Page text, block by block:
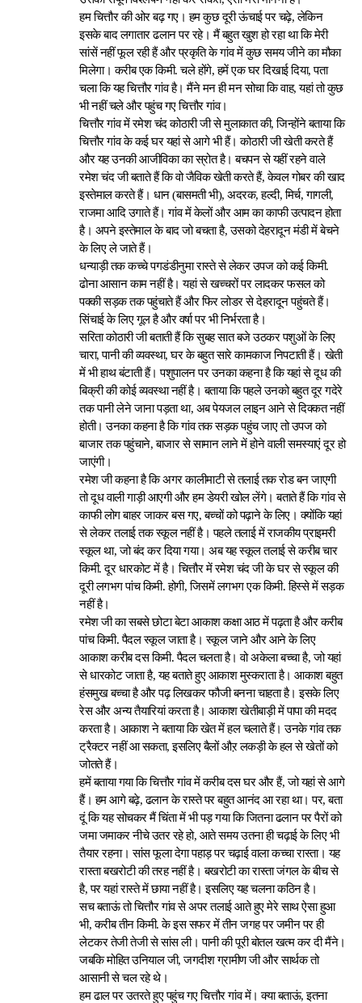
हम चित्तौर की ओर बढ़ गए। हम कुछ दूरी ऊंचाई पर चढ़े, लेकिन
इसके बाद लगातार ढलान पर रहे। मैं बहुत खुश हो रहा था कि मेरी
सांसें नहीं फूल रही हैं और प्रकृति के गांव में कुछ समय जीने का मौका
मिलेगा। करीब एक किमी. चले होंगे, हमें एक घर दिखाई दिया, पता
चला कि यह चित्तौर गांव है। मैंने मन ही मन सोचा कि वाह, यहां तो कुछ
भी नहीं चले और पहुंच गए चित्तौर गांव।
चित्तौर गांव में रमेश चंद कोठारी जी से मुलाकात की, जिन्होंने बताया कि
चित्तौर गांव के कई घर यहां से आगे भी हैं। कोठारी जी खेती करते हैं
और यह उनकी आजीविका का स्रोत है। बचपन से यहीं रहने वाले
रमेश चंद जी बताते हैं कि वो जैविक खेती करते हैं, केवल गोबर की खाद
इस्तेमाल करते हैं। धान (बासमती भी), अदरक, हल्दी, मिर्च, गागली,
राजमा आदि उगाते हैं। गांव में केलों और आम का काफी उत्पादन होता
है। अपने इस्तेमाल के बाद जो बचता है, उसको देहरादून मंडी में बेचने
के लिए ले जाते हैं।
धन्याड़ी तक कच्चे पगडंडीनुमा रास्ते से लेकर उपज को कई किमी.
ढोना आसान काम नहीं है। यहां से खच्चरों पर लादकर फसल को
पक्की सड़क तक पहुंचाते हैं और फिर लोडर से देहरादून पहुंचते हैं।
सिंचाई के लिए गूल है और वर्षा पर भी निर्भरता है।
सरिता कोठारी जी बताती हैं कि सुबह सात बजे उठकर पशुओं के लिए
चारा, पानी की व्यवस्था, घर के बहुत सारे कामकाज निपटाती हैं। खेती
में भी हाथ बंटाती हैं। पशुपालन पर उनका कहना है कि यहां से दूध की
बिक्री की कोई व्यवस्था नहीं है। बताया कि पहले उनको बहुत दूर गदेरे
तक पानी लेने जाना पड़ता था, अब पेयजल लाइन आने से दिक्कत नहीं
होती। उनका कहना है कि गांव तक सड़क पहुंच जाए तो उपज को
बाजार तक पहुंचाने, बाजार से सामान लाने में होने वाली समस्याएं दूर हो
जाएंगी।
रमेश जी कहना है कि अगर कालीमाटी से तलाई तक रोड बन जाएगी
तो दूध वाली गाड़ी आएगी और हम डेयरी खोल लेंगे। बताते हैं कि गांव से
काफी लोग बाहर जाकर बस गए, बच्चों को पढ़ाने के लिए। क्योंकि यहां
से लेकर तलाई तक स्कूल नहीं है। पहले तलाई में राजकीय प्राइमरी
स्कूल था, जो बंद कर दिया गया। अब यह स्कूल तलाई से करीब चार
किमी. दूर धारकोट में है। चित्तौर में रमेश चंद जी के घर से स्कूल की
दूरी लगभग पांच किमी. होगी, जिसमें लगभग एक किमी. हिस्से में सड़क
नहीं है।
रमेश जी का सबसे छोटा बेटा आकाश कक्षा आठ में पढ़ता है और करीब
पांच किमी. पैदल स्कूल जाता है। स्कूल जाने और आने के लिए
आकाश करीब दस किमी. पैदल चलता है। वो अकेला बच्चा है, जो यहां
से धारकोट जाता है, यह बताते हुए आकाश मुस्कराता है। आकाश बहुत
हंसमुख बच्चा है और पढ़ लिखकर फौजी बनना चाहता है। इसके लिए
रेस और अन्य तैयारियां करता है। आकाश खेतीबाड़ी में पापा की मदद
करता है। आकाश ने बताया कि खेत में हल चलाते हैं। उनके गांव तक
ट्रैक्टर नहीं आ सकता, इसलिए बैलों औऱ लकड़ी के हल से खेतों को
जोतते हैं।
हमें बताया गया कि चित्तौर गांव में करीब दस घर और हैं, जो यहां से आगे
हैं। हम आगे बढ़े, ढलान के रास्ते पर बहुत आनंद आ रहा था। पर, बता
दूं कि यह सोचकर मैं चिंता में भी पड़ गया कि जितना ढलान पर पैरों को
जमा जमाकर नीचे उतर रहे हो, आते समय उतना ही चढ़ाई के लिए भी
तैयार रहना। सांस फूला देगा पहाड़ पर चढ़ाई वाला कच्चा रास्ता। यह
रास्ता बखरोटी की तरह नहीं है। बखरोटी का रास्ता जंगल के बीच से
है, पर यहां रास्ते में छाया नहीं है। इसलिए यह चलना कठिन है।
सच बताऊं तो चित्तौर गांव से अपर तलाई आते हुए मेरे साथ ऐसा हुआ
भी, करीब तीन किमी. के इस सफर में तीन जगह पर जमीन पर ही
लेटकर तेजी तेजी से सांस ली। पानी की पूरी बोतल खत्म कर दी मैंने।
जबकि मोहित उनियाल जी, जगदीश ग्रामीण जी और सार्थक तो
आसानी से चल रहे थे।
हम ढाल पर उतरते हुए पहुंच गए चित्तौर गांव में। क्या बताऊं, इतना